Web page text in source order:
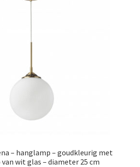
– hanglamp – goudkleurig met
wit glas – diameter 25 cm